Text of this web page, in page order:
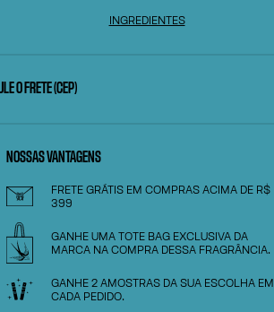
INGREDIENTES
O FRETE (CEP)
NOSSAS VANTAGENS
FRETE GRÁTIS EM COMPRAS ACIMA DE R$
399
GANHE UMA TOTE BAG EXCLUSIVA DA
MARCA NA COMPRA DESSA FRAGRÂNCIA.
GANHE 2 AMOSTRAS DA SUA ESCOLHA EM
CADA PEDIDO.